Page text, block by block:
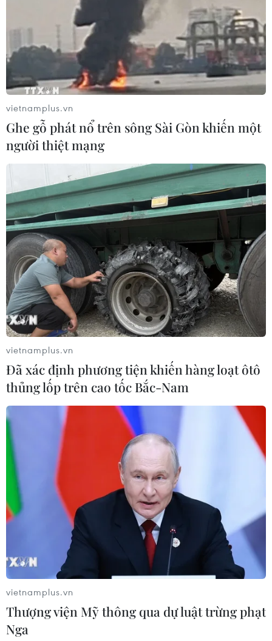
vietnamplus.vn
Ghe gỗ phát nổ trên sông Sài Gòn khiến một
người thiệt mạng
vietnamplus.vn
Đã xác định phương tiện khiến hàng loạt ôtô
thủng lốp trên cao tốc Bắc-Nam
vietnamplus.vn
Thượng viện Mỹ thông qua dự luật trừng phạt
Nga